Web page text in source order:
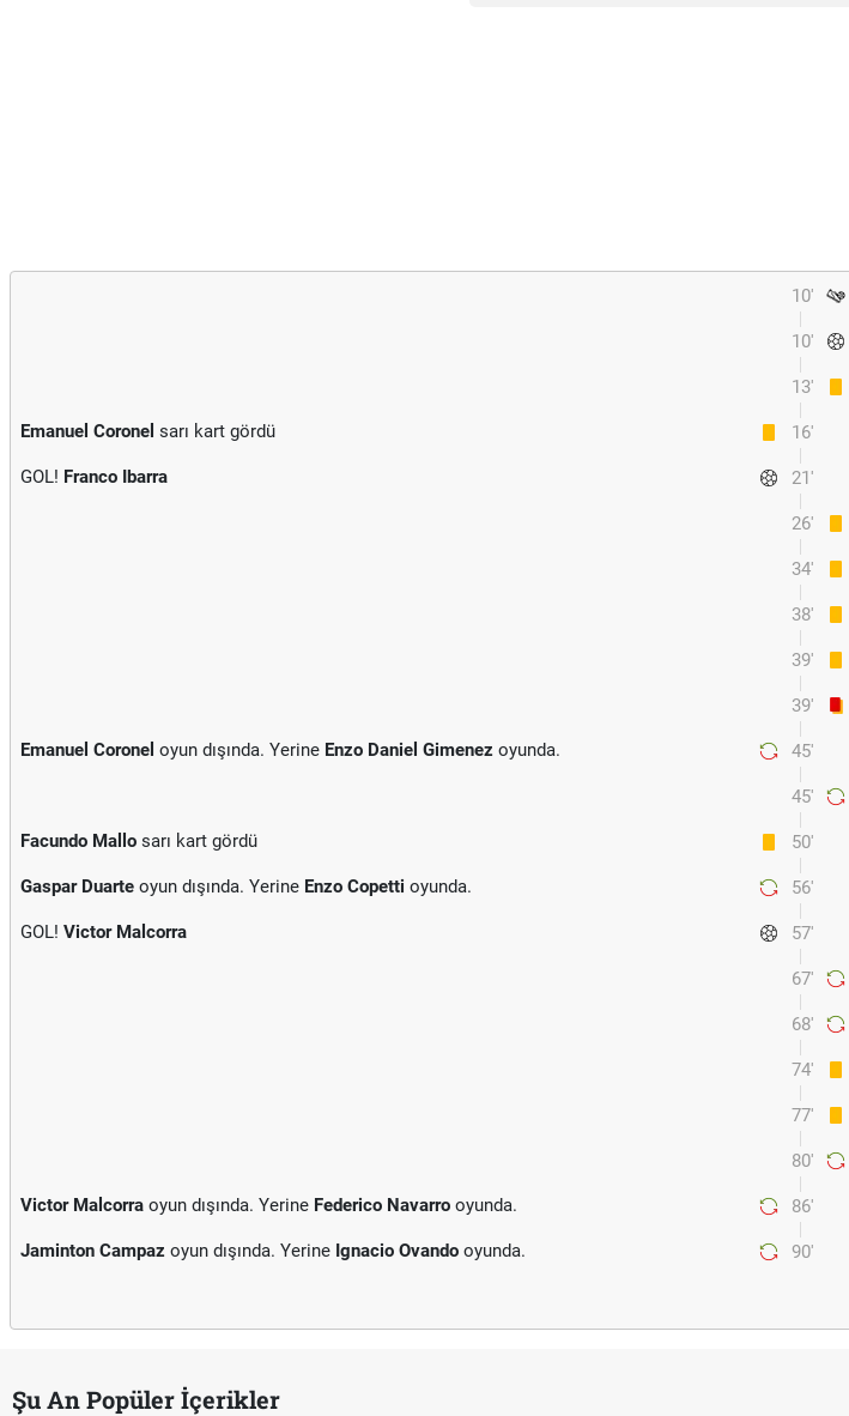
10'
10'
13'
16'
Emanuel Coronel sarı kart gördü
21'
GOL! Franco Ibarra
26'
34'
38'
39'
39'
45'
Emanuel Coronel oyun dışında. Yerine Enzo Daniel Gimenez oyunda.
45'
50'
Facundo Mallo sarı kart gördü
56'
Gaspar Duarte oyun dışında. Yerine Enzo Copetti oyunda.
57'
GOL! Victor Malcorra
67'
68'
74'
77'
80'
86'
Victor Malcorra oyun dışında. Yerine Federico Navarro oyunda.
90'
Jaminton Campaz oyun dışında. Yerine Ignacio Ovando oyunda.
Şu An Popüler İçerikler